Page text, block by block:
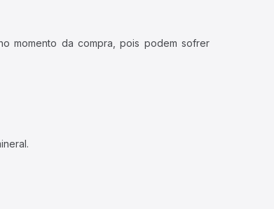
momento da compra, pois podem sofrer